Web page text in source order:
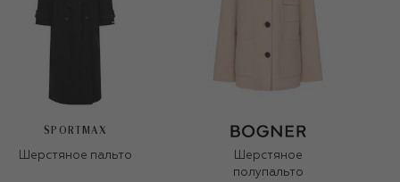
SPORTMAX
Шерстяное пальто
Шерстяное
полупальто